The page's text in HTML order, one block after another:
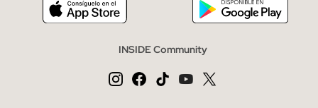
INSIDE Community